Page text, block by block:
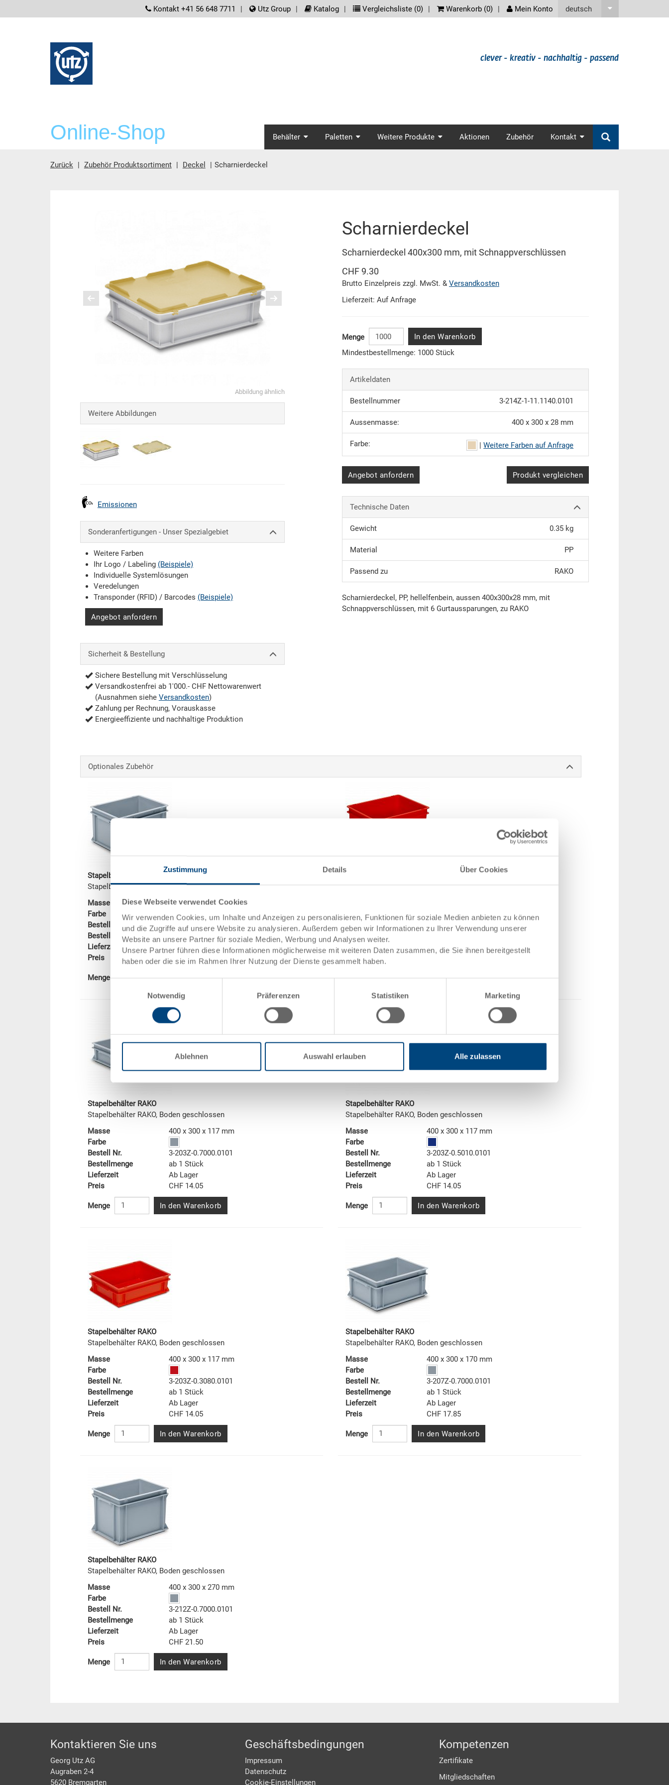
Zustimmung Details Über Cookies
Diese Webseite verwendet Cookies
Wir verwenden Cookies, um Inhalte und Anzeigen zu personalisieren, Funktionen für soziale Medien anbieten zu können
und die Zugriffe auf unsere Website zu analysieren. Außerdem geben wir Informationen zu Ihrer Verwendung unserer
Website an unsere Partner für soziale Medien, Werbung und Analysen weiter.
Unsere Partner führen diese Informationen möglicherweise mit weiteren Daten zusammen, die Sie ihnen bereitgestellt
haben oder die sie im Rahmen Ihrer Nutzung der Dienste gesammelt haben.
Notwendig
Präferenzen Statistiken Marketing
Ablehnen Auswahl erlauben Alle zulassen
deutsch
screenreader.meta_nav
Kontakt +41 56 648 7711 Utz Group Katalog Vergleichsliste (0) Warenkorb (0) Mein Konto
clever - kreativ - nachhaltig - passend
Online-Shop screenreader.main_nav
Behälter Paletten Weitere Produkte Aktionen Zubehör Kontakt
Zurück Zubehör Produktsortiment Deckel Scharnierdeckel
Abbildung ähnlich
Weitere Abbildungen
Emissionen
Sonderanfertigungen - Unser Spezialgebiet
Weitere Farben
Ihr Logo / Labeling (Beispiele)
Individuelle Systemlösungen
Veredelungen
Transponder (RFID) / Barcodes (Beispiele)
Angebot anfordern
Sicherheit & Bestellung
Sichere Bestellung mit Verschlüsselung
Versandkostenfrei ab 1'000.- CHF Nettowarenwert
(Ausnahmen siehe Versandkosten)
Zahlung per Rechnung, Vorauskasse
Energieeffiziente und nachhaltige Produktion
Scharnierdeckel
Scharnierdeckel 400x300 mm, mit Schnappverschlüssen
CHF 9.30
Brutto Einzelpreis zzgl. MwSt. & Versandkosten
Lieferzeit: Auf Anfrage
Menge
In den Warenkorb
Mindestbestellmenge: 1000 Stück
Artikeldaten
Bestellnummer 3-214Z-1-11.1140.0101
Aussenmasse: 400 x 300 x 28 mm
Farbe: |Weitere Farben auf Anfrage
Angebot anfordern Produkt vergleichen
Technische Daten
Gewicht 0.35 kg
Material PP
Passend zu RAKO
Scharnierdeckel, PP, hellelfenbein, aussen 400x300x28 mm, mit
Schnappverschlüssen, mit 6 Gurtaussparungen, zu RAKO
Optionales Zubehör
Stapelbehälter RAKO
Stapelbehälter RAKO, Boden geschlossen
Masse
400 x 300 x 220 mm
Farbe
Bestell Nr.
3-204Z-0.7000.0101
Bestellmenge
ab 1 Stück
Lieferzeit
Ab Lager
Preis
CHF 19.40
Menge In den Warenkorb
Stapelbehälter RAKO
Stapelbehälter RAKO, Boden geschlossen
Bestell Nr.
3-204Z-0.3080.0101
Bestellmenge
Lieferzeit
Ab Lager
Preis
Menge In den Warenkorb
Stapelbehälter RAKO
Stapelbehälter RAKO, Boden geschlossen
Masse
400 x 300 x 117 mm
Farbe
Bestell Nr.
3-203Z-0.7000.0101
Bestellmenge
ab 1 Stück
Lieferzeit
Ab Lager
Preis
CHF 14.05
Menge In den Warenkorb
Stapelbehälter RAKO
Stapelbehälter RAKO, Boden geschlossen
Masse
400 x 300 x 117 mm
Farbe
Bestell Nr.
3-203Z-0.5010.0101
Bestellmenge
ab 1 Stück
Lieferzeit
Ab Lager
Preis
CHF 14.05
Menge In den Warenkorb
Stapelbehälter RAKO
Stapelbehälter RAKO, Boden geschlossen
Masse
400 x 300 x 117 mm
Farbe
Bestell Nr.
3-203Z-0.3080.0101
Bestellmenge
ab 1 Stück
Lieferzeit
Ab Lager
Preis
CHF 14.05
Menge In den Warenkorb
Stapelbehälter RAKO
Stapelbehälter RAKO, Boden geschlossen
Masse
400 x 300 x 170 mm
Farbe
Bestell Nr.
3-207Z-0.7000.0101
Bestellmenge
ab 1 Stück
Lieferzeit
Ab Lager
Preis
CHF 17.85
Menge In den Warenkorb
Stapelbehälter RAKO
Stapelbehälter RAKO, Boden geschlossen
Masse
400 x 300 x 270 mm
Farbe
Bestell Nr.
3-212Z-0.7000.0101
Bestellmenge
ab 1 Stück
Lieferzeit
Ab Lager
Preis
CHF 21.50
Menge In den Warenkorb
Footer
Kontaktieren Sie uns
Georg Utz AG
Augraben 2-4
5620 Bremgarten
Geschäftsbedingungen
Impressum
Datenschutz
Cookie-Einstellungen
Kompetenzen
Zertifikate
Mitgliedschaften